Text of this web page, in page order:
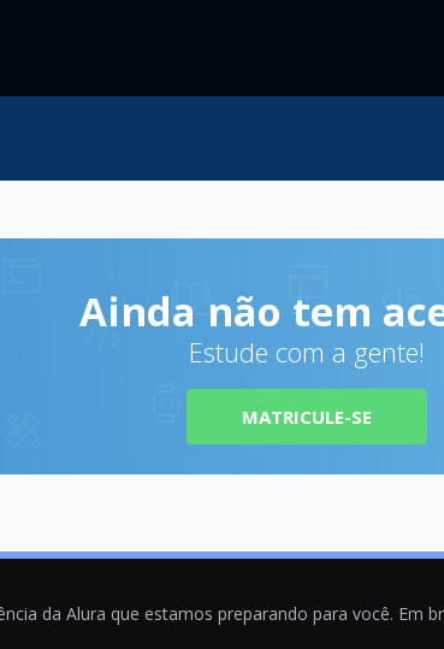
Ainda não tem
Estude com a gente!
MATRICULE-SE
da Alura que estamos preparando para você. Em